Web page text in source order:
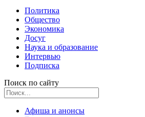
Политика
Общество
Экономика
Досуг
Наука и образование
Интервью
Подписка
Поиск по сайту
Афиша и анонсы